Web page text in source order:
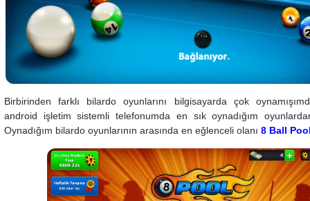
Birbirinden farklı bilardo oyunlarını bilgisayarda çok
android işletim sistemli telefonumda en sık oynadığım
Oynadığım bilardo oyunlarının arasında en eğlenceli olanı 8 Ball